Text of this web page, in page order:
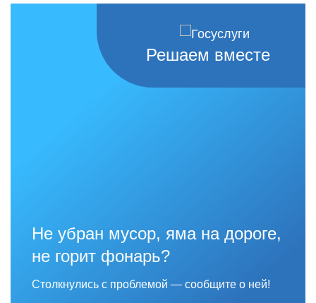
Решаем вместе
Не убран мусор, яма на дороге,
не горит фонарь?
Столкнулись с проблемой — сообщите о ней!